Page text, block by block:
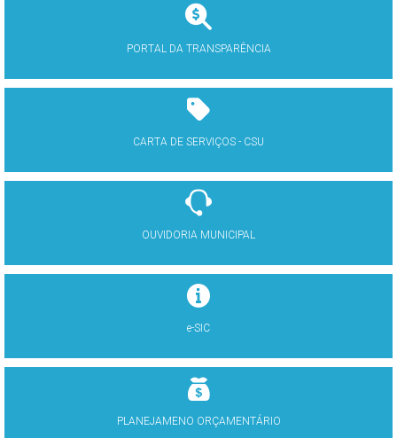
PORTAL DA TRANSPARÊNCIA
CARTA DE SERVIÇOS - CSU
OUVIDORIA MUNICIPAL
e-SIC
PLANEJAMENO ORÇAMENTÁRIO